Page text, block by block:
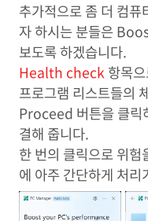
추가적으로 좀 더 컴
자 하시는 분들은
보도록 하겠습니다.
Health check 항목
프로그램 리스트들의
Proceed 버튼을 클릭
결해 줍니다.
한 번의 클릭으로 위험
에 아주 간단하게 처리